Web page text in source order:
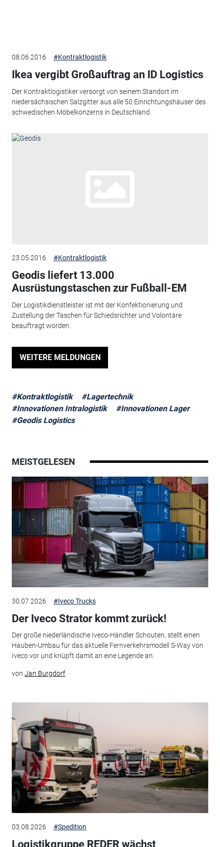
08.06.2016 #Kontraktlogistik
Ikea vergibt Großauftrag an ID Logistics
Der Kontraktlogistiker versorgt von seinem Standort im
niedersächsischen Salzgitter aus alle 50 Einrichtungshäuser des
schwedischen Möbelkonzerns in Deutschland.
23.05.2016 #Kontraktlogistik
Geodis liefert 13.000
Ausrüstungstaschen zur Fußball-EM
Der Logistikdienstleister ist mit der Konfektionierung und
Zustellung der Taschen für Schiedsrichter und Volontäre
beauftragt worden.
WEITERE MELDUNGEN
#Kontraktlogistik
#Lagertechnik
#Innovationen Intralogistik
#Innovationen Lager
#Geodis Logistics
MEISTGELESEN
30.07.2026 #Iveco Trucks
Der Iveco Strator kommt zurück!
Der große niederländische Iveco-Händler Schouten, stellt einen
Hauben-Umbau für das aktuelle Fernverkehrsmodell S-Way von
Iveco vor und knüpft damit an eine Legende an.
von Jan Burgdorf
03.08.2026 #Spedition
Logistikgruppe REDER wächst